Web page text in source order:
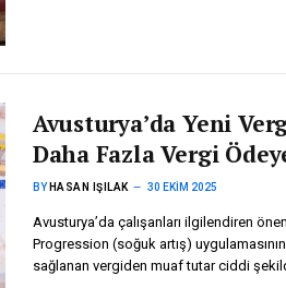
Avusturya’da Yeni
Daha Fazla Vergi
BY HASAN IŞILAK 30 EKIM 2025
Avusturya’da çalışanları ilgilendiren
Progression (soğuk artış)
sağlanan vergiden muaf tutar ciddi